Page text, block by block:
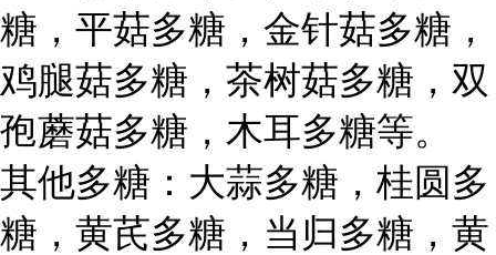
糖，平菇多糖，金针菇多糖，
鸡腿菇多糖，茶树菇多糖，双
孢蘑菇多糖，木耳多糖等。
其他多糖：大蒜多糖，桂圆多
糖，黄芪多糖，当归多糖，黄